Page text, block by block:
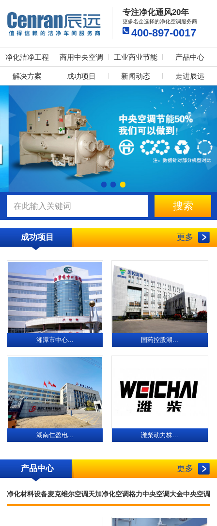
专注净化通风20年
更多名企选择的净化空调服务商
400-897-0017
净化洁净工程 商用中央空调 工业商业节能 产品中心
解决方案 成功项目 新闻动态 走进辰远
成功项目 更多
湘潭市中心... 国药控股湖...
湖南仁盈电... 潍柴动力株...
产品中心 更多
净化材料设备麦克维尔空调天加净化空调格力中央空调大金中央空调